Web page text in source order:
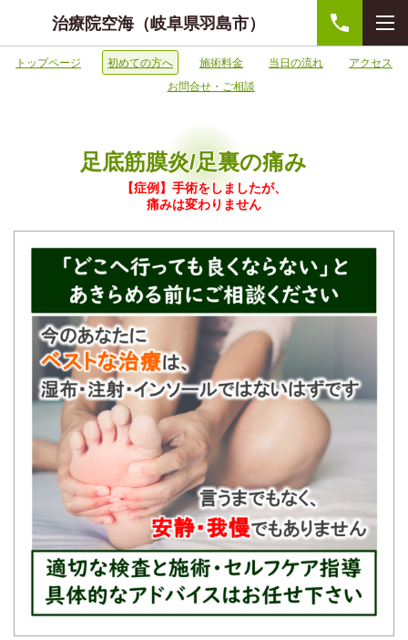
治療院空海（岐阜県羽島市）
トップページ 初めての方へ 施術料金 当日の流れ
アクセス
お問合せ・ご相談
足底筋膜炎/足裏の痛み
【症例】手術をしましたが、
痛みは変わりません